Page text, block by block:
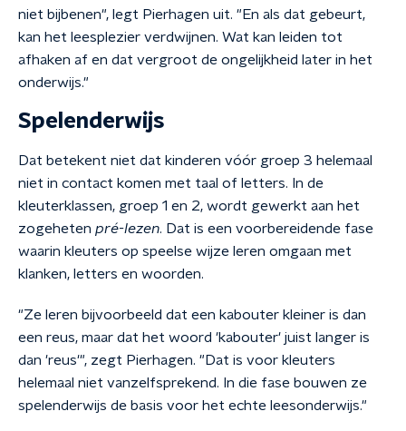
niet bijbenen", legt Pierhagen uit. "En als dat gebeurt,
kan het leesplezier verdwijnen. Wat kan leiden tot
afhaken af en dat vergroot de ongelijkheid later in het
onderwijs."
Spelenderwijs
Dat betekent niet dat kinderen vóór groep 3 helemaal
niet in contact komen met taal of letters. In de
kleuterklassen, groep 1 en 2, wordt gewerkt aan het
zogeheten pré-lezen. Dat is een voorbereidende fase
waarin kleuters op speelse wijze leren omgaan met
klanken, letters en woorden.
"Ze leren bijvoorbeeld dat een kabouter kleiner is dan
een reus, maar dat het woord 'kabouter' juist langer is
dan 'reus'", zegt Pierhagen. "Dat is voor kleuters
helemaal niet vanzelfsprekend. In die fase bouwen ze
spelenderwijs de basis voor het echte leesonderwijs."